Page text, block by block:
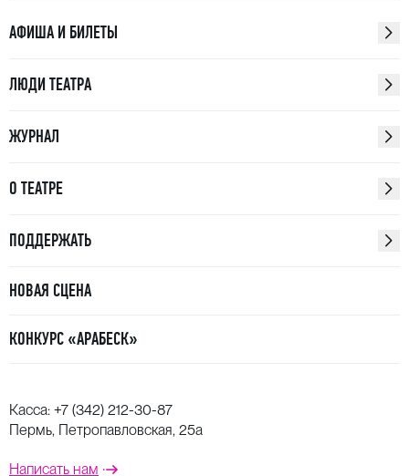
АФИША И БИЛЕТЫ
ЛЮДИ ТЕАТРА
ЖУРНАЛ
О ТЕАТРЕ
ПОДДЕРЖАТЬ
НОВАЯ СЦЕНА
КОНКУРС «АРАБЕСК»
Касса: +7 (342) 212-30-87
Пермь, Петропавловская, 25а
Написать нам